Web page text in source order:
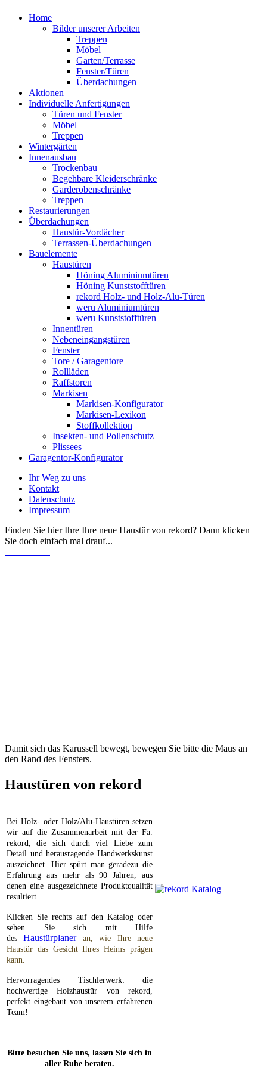
Home
Bilder unserer Arbeiten
Treppen
Möbel
Garten/Terrasse
Fenster/Türen
Überdachungen
Aktionen
Individuelle Anfertigungen
Türen und Fenster
Möbel
Treppen
Wintergärten
Innenausbau
Trockenbau
Begehbare Kleiderschränke
Garderobenschränke
Treppen
Restaurierungen
Überdachungen
Haustür-Vordächer
Terrassen-Überdachungen
Bauelemente
Haustüren
Höning Aluminiumtüren
Höning Kunststofftüren
rekord Holz- und Holz-Alu-Türen
weru Aluminiumtüren
weru Kunststofftüren
Innentüren
Nebeneingangstüren
Fenster
Tore / Garagentore
Rollläden
Raffstoren
Markisen
Markisen-Konfigurator
Markisen-Lexikon
Stoffkollektion
Insekten- und Pollenschutz
Plissees
Garagentor-Konfigurator
Ihr Weg zu uns
Kontakt
Datenschutz
Impressum
Finden Sie hier Ihre Ihre neue Haustür von rekord? Dann klicken
Sie doch einfach mal drauf...
Damit sich das Karussell bewegt, bewegen Sie bitte die Maus an
den Rand des Fensters.
Haustüren von rekord
Bei Holz- oder Holz/Alu-Haustüren setzen
wir auf die Zusammenarbeit mit der Fa.
rekord, die sich durch viel Liebe zum
Detail und herausragende Handwerkskunst
auszeichnet. Hier spürt man geradezu die
Erfahrung aus mehr als 90 Jahren, aus
denen eine ausgezeichnete Produktqualität
resultiert.
Klicken Sie rechts auf den Katalog oder
sehen Sie sich mit Hilfe
desHaustürplaneran, wie Ihre neue
Haustür das Gesicht Ihres Heims prägen
kann.
Hervorragendes Tischlerwerk: die
hochwertige Holzhaustür von rekord,
perfekt eingebaut von unserem erfahrenen
Team!
Bitte besuchen Sie uns, lassen Sie sich in
aller Ruhe beraten.